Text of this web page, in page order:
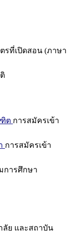
รที่เปิดสอน (ภาษา
ต การสมัครเข้า
การสมัครเข้า
การศึกษา
ย และสถาบัน